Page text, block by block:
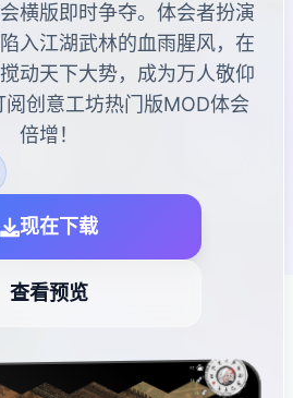
横版即时争夺。体会者扮演
入江湖武林的血雨腥风，在
动天下大势，成为万人敬仰
创意工坊热门版MOD体会
倍增！
现在下载
查看预览